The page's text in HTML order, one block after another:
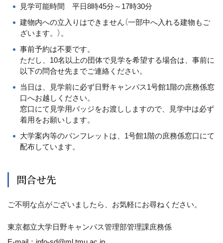
見学可能時間 平日8時45分～17時30分
建物内への立入りはできません（一部中へ入れる建物もご
ざいます。）。
事前予約は不要です。
ただし、10名以上の団体で見学を希望する場合は、事前に
以下の問合せ先までご連絡ください。
当日は、見学前に必ず日野キャンパス1号館1階の庶務係窓
口へお越しください。
窓口にて見学用バッジをお渡ししますので、見学中は必ず
着用をお願いします。
大学案内等のパンフレットは、1号館1階の庶務係窓口にて
配布しています。
問合せ先
ご不明な点がございましたら、お気軽にお尋ねください。
東京都立大学日野キャンパス管理部管理課庶務係